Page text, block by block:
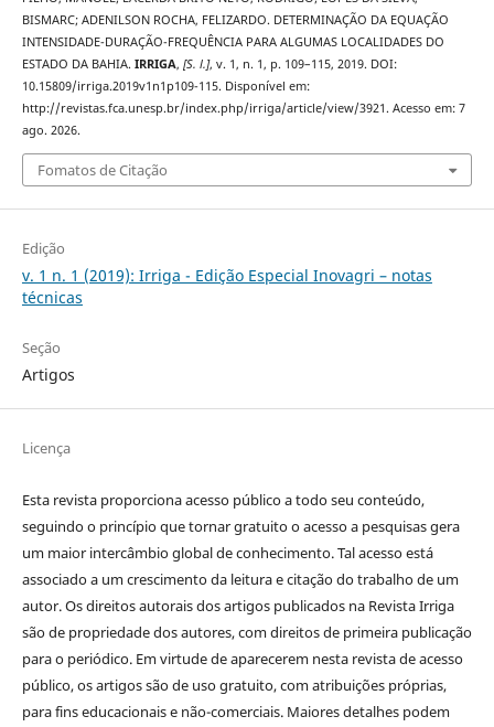
BISMARC; ADENILSON ROCHA, FELIZARDO. DETERMINAÇÃO DA EQUAÇÃO
INTENSIDADE-DURAÇÃO-FREQUÊNCIA PARA ALGUMAS LOCALIDADES DO
ESTADO DA BAHIA. IRRIGA, [S. l.], v. 1, n. 1, p. 109–115, 2019. DOI:
10.15809/irriga.2019v1n1p109-115. Disponível em:
http://revistas.fca.unesp.br/index.php/irriga/article/view/3921. Acesso em: 7
ago. 2026.
Fomatos de Citação
Edição
v. 1 n. 1 (2019): Irriga - Edição Especial Inovagri – notas
técnicas
Seção
Artigos
Licença
Esta revista proporciona acesso público a todo seu conteúdo,
seguindo o princípio que tornar gratuito o acesso a pesquisas gera
um maior intercâmbio global de conhecimento. Tal acesso está
associado a um crescimento da leitura e citação do trabalho de um
autor. Os direitos autorais dos artigos publicados na Revista Irriga
são de propriedade dos autores, com direitos de primeira publicação
para o periódico. Em virtude de aparecerem nesta revista de acesso
público, os artigos são de uso gratuito, com atribuições próprias,
para fins educacionais e não-comerciais. Maiores detalhes podem